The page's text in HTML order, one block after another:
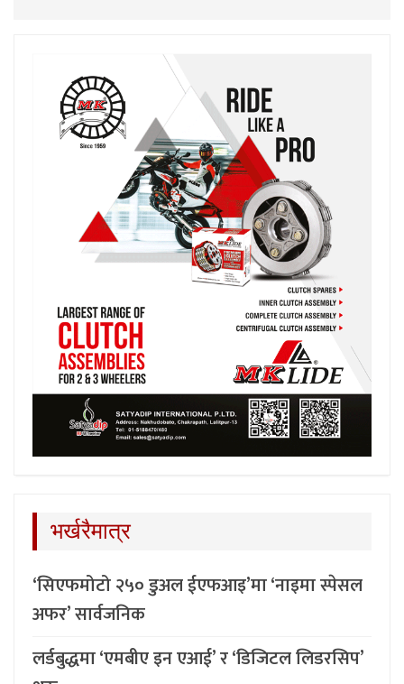
भर्खरैमात्र
‘सिएफमोटो २५० डुअल ईएफआइ’मा ‘नाइमा स्पेसल
अफर’ सार्वजनिक
लर्डबुद्धमा ‘एमबीए इन एआई’ र ‘डिजिटल लिडरसिप’